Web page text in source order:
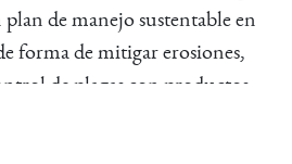
de manejo sustentable en
forma de mitigar erosiones,
de plagas con productos